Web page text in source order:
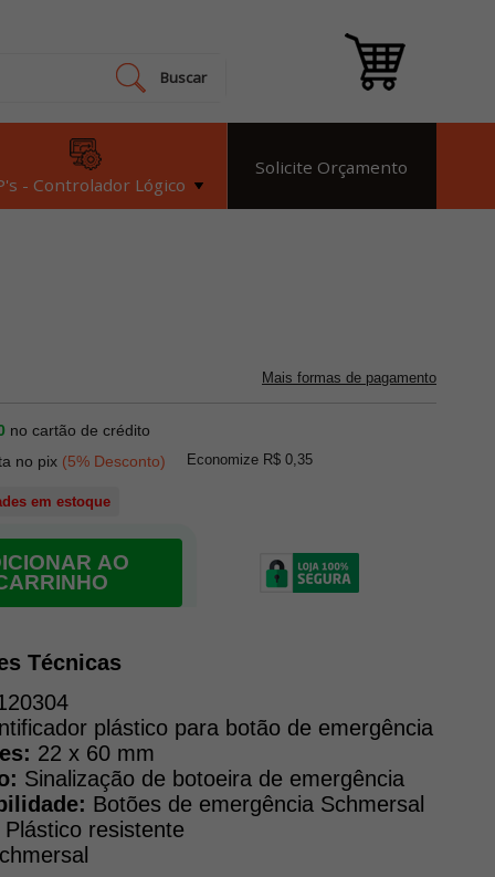
Buscar
- Controlador Lógico
Solicite Orçamento
Mais formas de pagamento
no cartão de crédito
no pix (5% Desconto) Economize R$ 0,35
em estoque
AO
Técnicas
plástico para botão de emergência
22 x 60 mm
Sinalização de botoeira de emergência
Botões de emergência Schmersal
Plástico resistente